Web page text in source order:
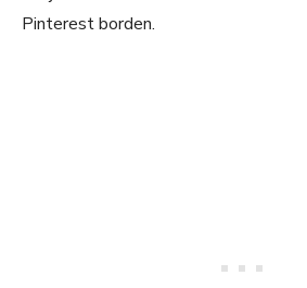
Pinterest borden.